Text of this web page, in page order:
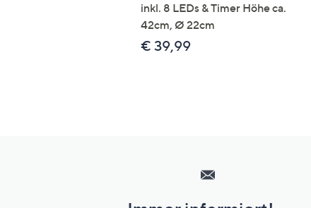
inkl. 8 LEDs & Timer Höhe ca.
42cm, Ø 22cm
€ 39,99